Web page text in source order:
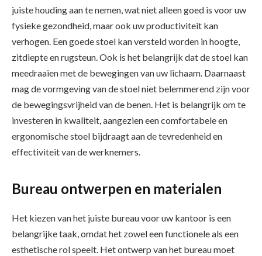
juiste houding aan te nemen, wat niet alleen goed is voor uw
fysieke gezondheid, maar ook uw productiviteit kan
verhogen. Een goede stoel kan versteld worden in hoogte,
zitdiepte en rugsteun. Ook is het belangrijk dat de stoel kan
meedraaien met de bewegingen van uw lichaam. Daarnaast
mag de vormgeving van de stoel niet belemmerend zijn voor
de bewegingsvrijheid van de benen. Het is belangrijk om te
investeren in kwaliteit, aangezien een comfortabele en
ergonomische stoel bijdraagt aan de tevredenheid en
effectiviteit van de werknemers.
Bureau ontwerpen en materialen
Het kiezen van het juiste bureau voor uw kantoor is een
belangrijke taak, omdat het zowel een functionele als een
esthetische rol speelt. Het ontwerp van het bureau moet